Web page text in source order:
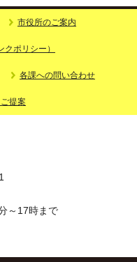
市役所のご案内
ポリシー）
各課への問い合わせ
提案
～17時まで